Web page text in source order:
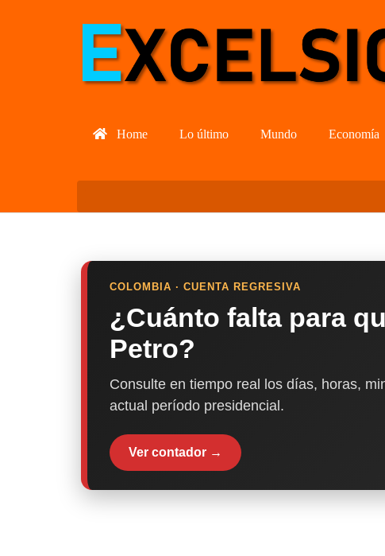
Home Lo último Mundo Economía
COLOMBIA · CUENTA REGRESIVA
¿Cuánto falta para
Petro?
Consulte en tiempo real los días, horas,
actual período presidencial.
Ver contador →